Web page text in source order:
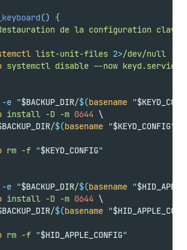
()
{
de la configuration
list-unit-files 2>/dev/null
systemctl disable --now keyd.service
-e "$BACKUP_DIR/$(basename "
install -D -m 0644 \
/$(basename "$KEYD_CONFIG")
rm -f "$KEYD_CONFIG"
-e "$BACKUP_DIR/$(basename "
install -D -m 0644 \
/$(basename "
rm -f "$HID_APPLE_CONFIG"